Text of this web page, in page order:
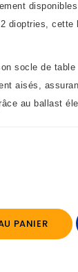
dioptries, cette
socle de table
aisés,
au ballast
PANIER